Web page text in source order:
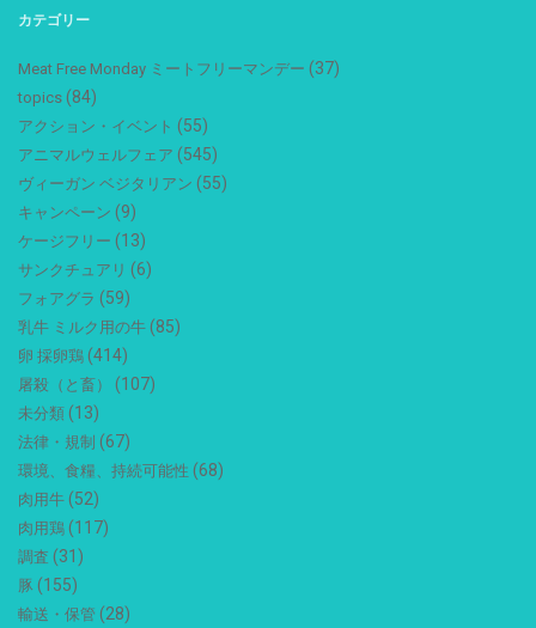
カテゴリー
Meat Free Monday ミートフリーマンデー (37)
topics (84)
アクション・イベント (55)
アニマルウェルフェア (545)
ヴィーガン ベジタリアン (55)
キャンペーン (9)
ケージフリー (13)
サンクチュアリ (6)
フォアグラ (59)
乳牛 ミルク用の牛 (85)
卵 採卵鶏 (414)
屠殺（と畜） (107)
未分類 (13)
法律・規制 (67)
環境、食糧、持続可能性 (68)
肉用牛 (52)
肉用鶏 (117)
調査 (31)
豚 (155)
輸送・保管 (28)